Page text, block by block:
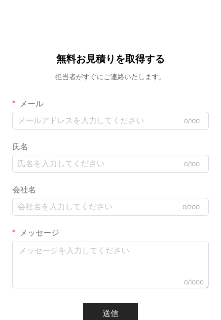
無料お見積りを取得する
担当者がすぐにご連絡いたします。
メール
0/100
氏名
0/100
会社名
0/200
メッセージ
0/1000
送信